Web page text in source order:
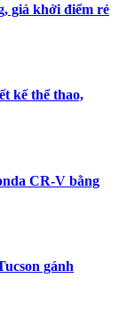
giá khởi điểm rẻ
kế thể thao,
CR-V bằng
gánh